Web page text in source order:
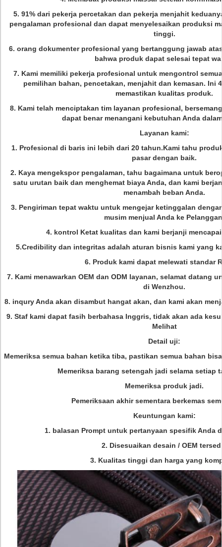
5. 91% dari pekerja percetakan dan pekerja menjahit
pengalaman profesional dan dapat menyelesaikan produksi
tinggi.
6. orang dokumenter profesional yang bertanggung jawab
bahwa produk dapat selesai tepat
7. Kami memiliki pekerja profesional untuk mengontrol
pemilihan bahan, pencetakan, menjahit dan kemasan. Ini
memastikan kualitas produk.
8. Kami telah menciptakan tim layanan profesional,
dapat benar menangani kebutuhan Anda
Layanan kami:
1. Profesional di baris ini lebih dari 20 tahun.Kami tahu
pasar dengan baik.
2. Kaya mengekspor pengalaman, tahu bagaimana untuk
satu urutan baik dan menghemat biaya Anda, dan kami
menambah beban Anda.
3. Pengiriman tepat waktu untuk mengejar ketinggalan
musim menjual Anda ke
4. kontrol Ketat kualitas dan kami berjanji
5.Credibility dan integritas adalah aturan bisnis kami yang
6. Produk kami dapat melewati standar
7. Kami menawarkan OEM dan ODM layanan, selamat datang
di Wenzhou.
8. inqury Anda akan disambut hangat akan, dan kami akan
9. Staf kami dapat fasih berbahasa Inggris, tidak akan ada
Melihat
Detail uji:
Memeriksa semua bahan ketika tiba, pastikan semua bahan
Memeriksa barang setengah jadi selama setiap
Memeriksa produk jadi.
Pemeriksaan akhir sementara berkemas
Keuntungan kami:
1. balasan Prompt untuk pertanyaan spesifik Anda
2. Disesuaikan desain / OEM
3. Kualitas tinggi dan harga yang